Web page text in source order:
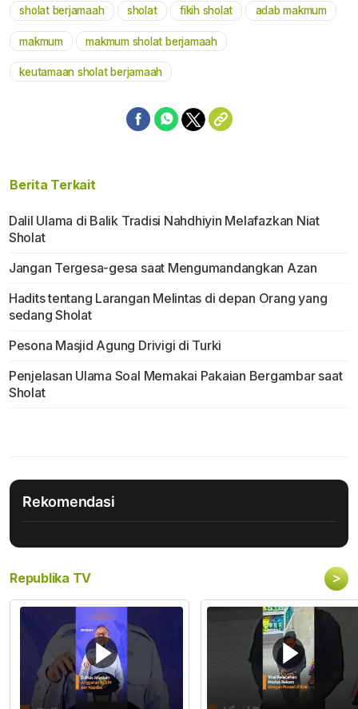
Mute
sholat berjamaah sholat fikih sholat adab makmum
makmum makmum sholat berjamaah
keutamaan sholat berjamaah
Berita Terkait
Dalil Ulama di Balik Tradisi Nahdhiyin Melafazkan Niat
Sholat
Jangan Tergesa-gesa saat Mengumandangkan Azan
Hadits tentang Larangan Melintas di depan Orang yang
sedang Sholat
Pesona Masjid Agung Drivigi di Turki
Penjelasan Ulama Soal Memakai Pakaian Bergambar saat
Sholat
Rekomendasi
Republika TV >